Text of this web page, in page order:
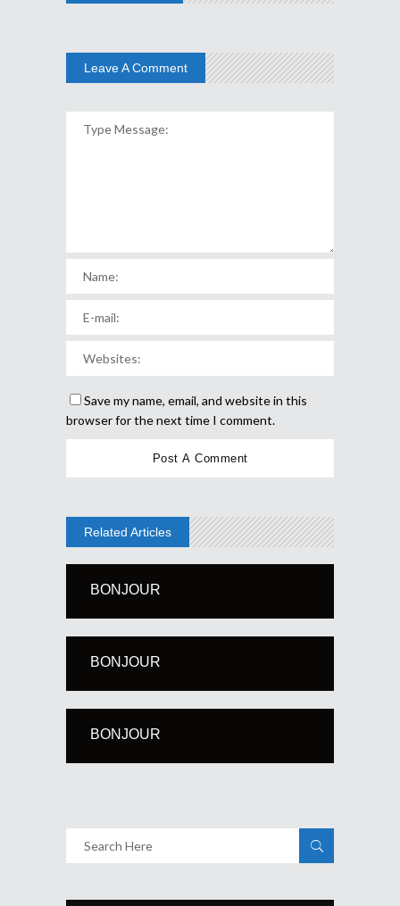
Leave A Comment
Save my name, email, and website in this
browser for the next time I comment.
Related Articles
BONJOUR
BONJOUR
BONJOUR